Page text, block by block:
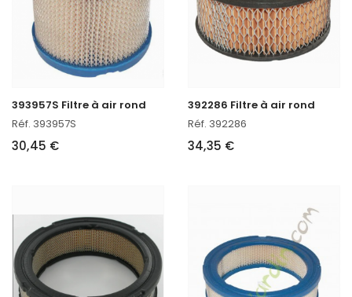
393957S Filtre à air rond
Réf. 393957S
30,45 €
392286 Filtre à air rond
Réf. 392286
34,35 €